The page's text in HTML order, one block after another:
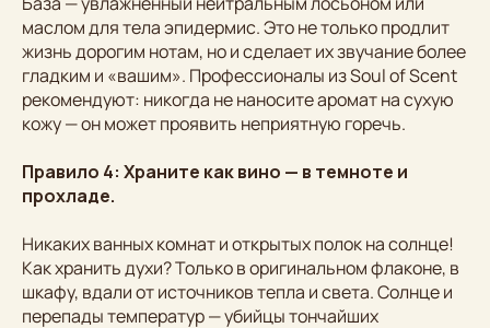
маслом для тела эпидермис. Это не только продлит
жизнь дорогим нотам, но и сделает их звучание более
гладким и «вашим». Профессионалы из Soul of Scent
рекомендуют: никогда не наносите аромат на сухую
кожу — он может проявить неприятную горечь.
Правило 4: Храните как вино — в темноте и
прохладе.
Никаких ванных комнат и открытых полок на солнце!
Как хранить духи? Только в оригинальном флаконе, в
шкафу, вдали от источников тепла и света. Солнце и
перепады температур — убийцы тончайших